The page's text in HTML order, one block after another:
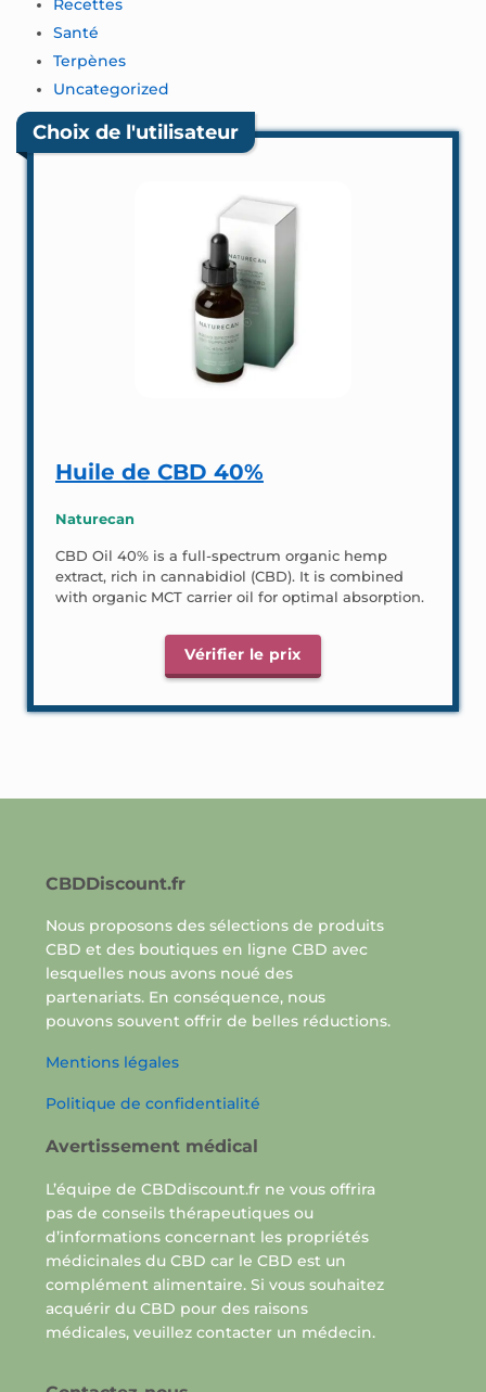
Recettes
Santé
Terpènes
Uncategorized
Choix de l'utilisateur
Huile de CBD 40%
Naturecan
CBD Oil 40% is a full-spectrum organic hemp
extract, rich in cannabidiol (CBD). It is combined
with organic MCT carrier oil for optimal absorption.
Vérifier le prix
CBDDiscount.fr
Nous proposons des sélections de produits
CBD et des boutiques en ligne CBD avec
lesquelles nous avons noué des
partenariats. En conséquence, nous
pouvons souvent offrir de belles réductions.
Mentions légales
Politique de confidentialité
Avertissement médical
L’équipe de CBDdiscount.fr ne vous offrira
pas de conseils thérapeutiques ou
d’informations concernant les propriétés
médicinales du CBD car le CBD est un
complément alimentaire. Si vous souhaitez
acquérir du CBD pour des raisons
médicales, veuillez contacter un médecin.